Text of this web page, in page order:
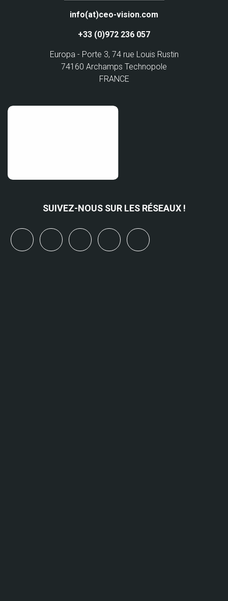
info(at)ceo-vision.com
+33 (0)972 236 057
Europa - Porte 3, 74 rue Louis Rustin
74160 Archamps Technopole
FRANCE
SUIVEZ-NOUS SUR LES RÉSEAUX !
linkedinyoutubebluesky mastodon